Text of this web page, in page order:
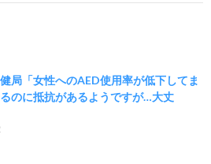
健局「女性へのAED使用率が低下してま
のに抵抗があるようですが…大丈